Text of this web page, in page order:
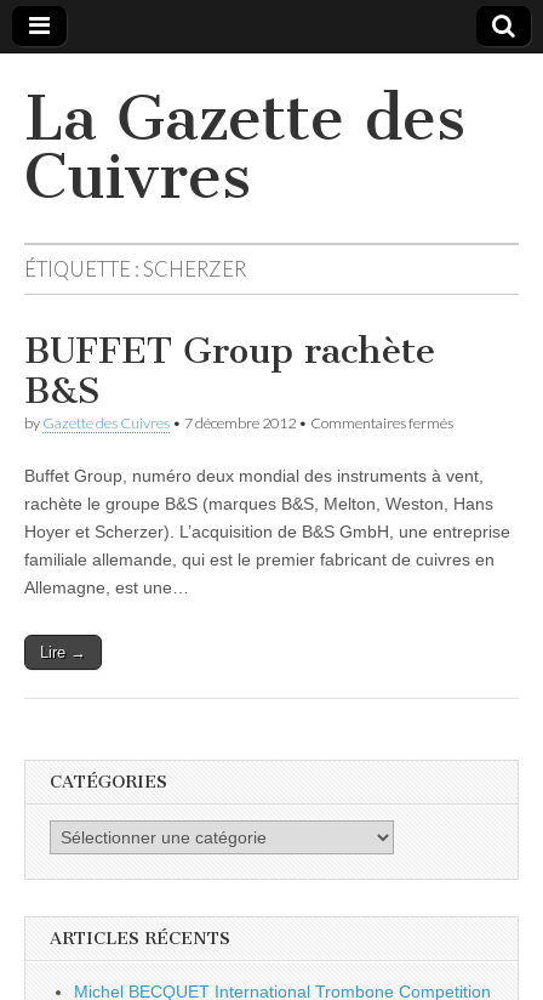
La Gazette des
Cuivres
ÉTIQUETTE :SCHERZER
BUFFET Group rachète
B&S
by Gazette des Cuivres • 7 décembre 2012 • Commentaires ferméssur
rachète
B&S
Buffet Group, numéro deux mondial des instruments à vent,
rachète le groupe B&S (marques B&S, Melton, Weston, Hans
Hoyer et Scherzer). L’acquisition de B&S GmbH, une entreprise
familiale allemande, qui est le premier fabricant de cuivres en
Allemagne, est une…
Lire →
CATÉGORIES
Catégories
ARTICLES RÉCENTS
Michel BECQUET International Trombone Competition